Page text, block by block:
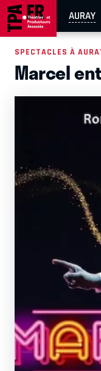
AURAY
AIX-MARSEILLE
EN TOURNÉE
SPECTACLES À
Marcel